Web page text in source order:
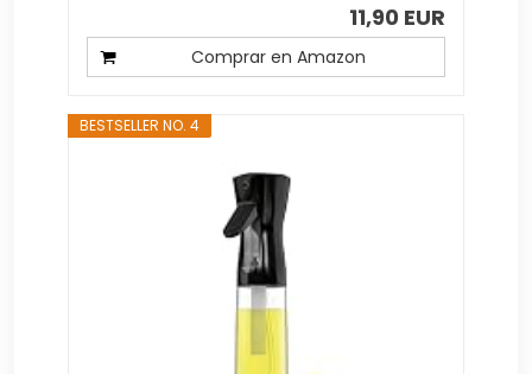
11,90 EUR
Comprar en Amazon
BESTSELLER NO. 4